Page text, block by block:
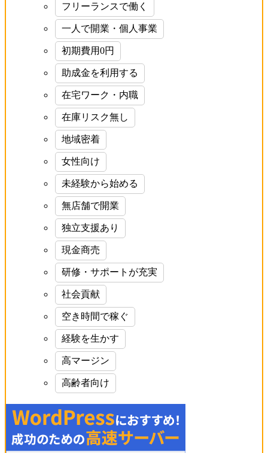
フリーランスで働く
一人で開業・個人事業
初期費用0円
助成金を利用する
在宅ワーク・内職
在庫リスク無し
地域密着
女性向け
未経験から始める
無店舗で開業
独立支援あり
現金商売
研修・サポートが充実
社会貢献
空き時間で稼ぐ
経験を生かす
高マージン
高齢者向け